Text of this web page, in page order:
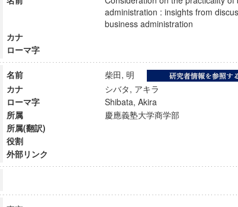
administration : insights from
business administration
カナ
ローマ字
名前
柴田, 明
カナ
シバタ, アキラ
ローマ字
Shibata, Akira
所属
慶應義塾大学商学部
所属(翻訳)
役割
外部リンク